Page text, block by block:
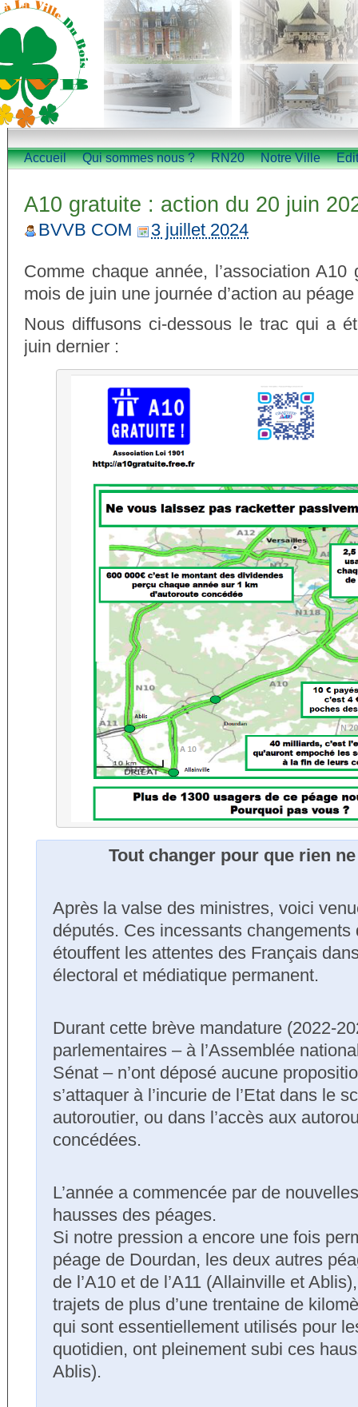
Accueil Qui sommes nous ? RN20 Notre Ville
A10 gratuite : action du 20 juin
BVVB COM 3 juillet 2024
Comme chaque année, l’association A10
mois de juin une journée d’action au
Nous diffusons ci-dessous le trac qui a
juin dernier :
Tout changer pour que rien
Après la valse des ministres, voici
députés. Ces incessants changements
étouffent les attentes des Français
électoral et médiatique permanent.
Durant cette brève mandature (2022-
parlementaires – à l’Assemblée
Sénat – n’ont déposé aucune
s’attaquer à l’incurie de l’Etat dans le
autoroutier, ou dans l’accès aux
concédées.
L’année a commencée par de
hausses des péages.
Si notre pression a encore une fois
péage de Dourdan, les deux autres
de l’A10 et de l’A11 (Allainville et
trajets de plus d’une trentaine de
qui sont essentiellement utilisés pour
quotidien, ont pleinement subi ces
Ablis).